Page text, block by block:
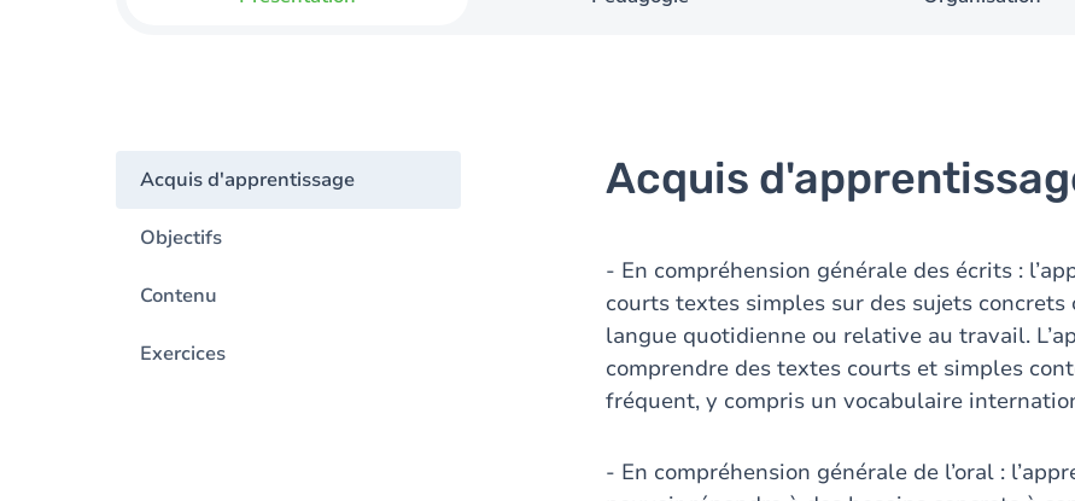
Acquis d'apprentissage
Objectifs
Contenu
Exercices
Acquis
- En compréhension générale des écrits :
courts textes simples sur des sujets
langue quotidienne ou relative au travail.
comprendre des textes courts et simples
fréquent, y compris un vocabulaire
- En compréhension générale de l’oral :